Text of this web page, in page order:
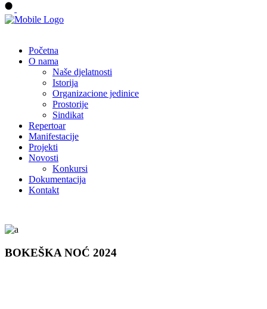
Početna
O nama
Naše djelatnosti
Istorija
Organizacione jedinice
Prostorije
Sindikat
Repertoar
Manifestacije
Projekti
Novosti
Konkursi
Dokumentacija
Kontakt
BOKEŠKA NOĆ 2024